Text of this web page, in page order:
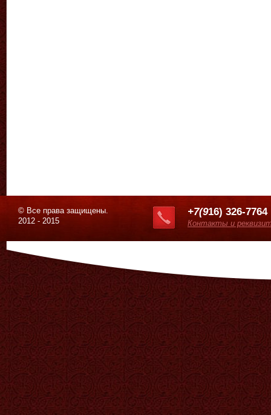
© Все права защищены.
2012 - 2015
+7(916) 326-7764
Контакты и